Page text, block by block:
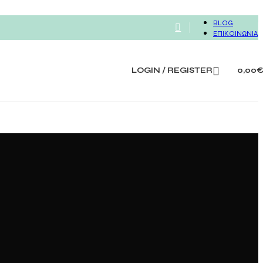
BLOG
ΕΠΙΚΟΙΝΩΝΙΑ
LOGIN / REGISTER 0,00